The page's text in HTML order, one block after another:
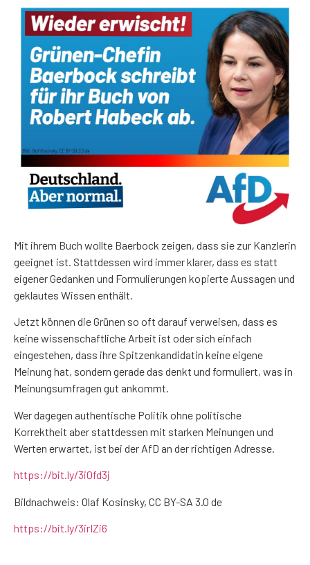
Mit ihrem Buch wollte Baerbock zeigen, dass sie zur Kanzlerin
geeignet ist. Stattdessen wird immer klarer, dass es statt
eigener Gedanken und Formulierungen kopierte Aussagen und
geklautes Wissen enthält.
Jetzt können die Grünen so oft darauf verweisen, dass es
keine wissenschaftliche Arbeit ist oder sich einfach
eingestehen, dass ihre Spitzenkandidatin keine eigene
Meinung hat, sondern gerade das denkt und formuliert, was in
Meinungsumfragen gut ankommt.
Wer dagegen authentische Politik ohne politische
Korrektheit aber stattdessen mit starken Meinungen und
Werten erwartet, ist bei der AfD an der richtigen Adresse.
https://bit.ly/3i0fd3j
Bildnachweis: Olaf Kosinsky, CC BY-SA 3.0 de
https://bit.ly/3irIZi6